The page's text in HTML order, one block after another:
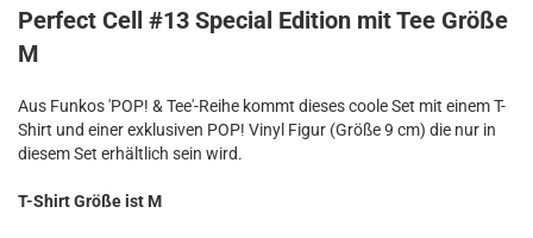
Perfect Cell #13 Special Edition mit Tee Größe
M
Aus Funkos 'POP! & Tee'-Reihe kommt dieses coole Set mit einem T-
Shirt und einer exklusiven POP! Vinyl Figur (Größe 9 cm) die nur in
diesem Set erhältlich sein wird.
T-Shirt Größe ist M